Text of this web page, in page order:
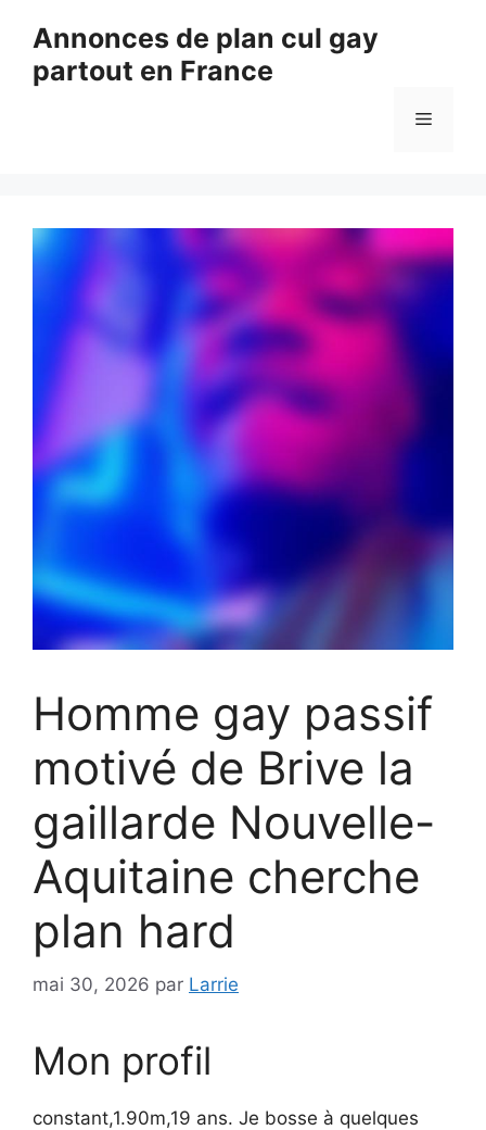
contenu
Annonces de plan cul gay
partout en France
Menu
Homme gay passif
motivé de Brive la
gaillarde Nouvelle-
Aquitaine cherche
plan hard
mai 30, 2026 par Larrie
Mon profil
constant,1.90m,19 ans. Je bosse à quelques